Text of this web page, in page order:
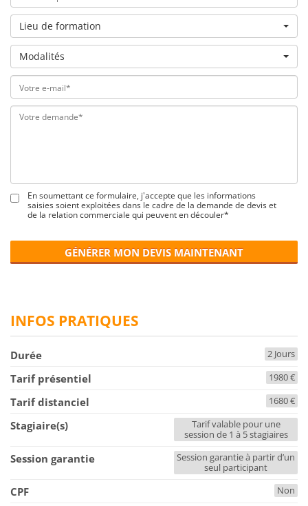
Lieu de formation
Modalités
En soumettant ce formulaire, j'accepte que les informations
saisies soient exploitées dans le cadre de la demande de devis et
de la relation commerciale qui peuvent en découler*
GÉNÉRER MON DEVIS MAINTENANT
INFOS PRATIQUES
Durée 2 Jours
Tarif présentiel 1980 €
Tarif distanciel 1680 €
Stagiaire(s)
Tarif valable pour une
session de 1 à 5 stagiaires
Session garantie
Session garantie à partir d’un
seul participant
CPF Non